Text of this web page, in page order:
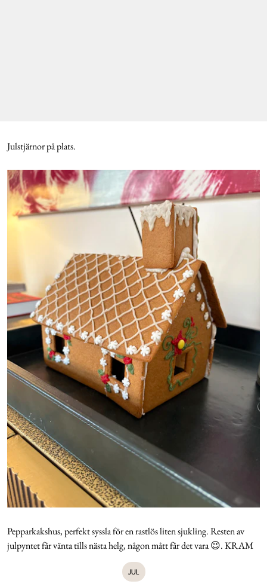
Julstjärnor på plats.
Pepparkakshus, perfekt syssla för en rastlös liten sjukling. Resten av
julpyntet får vänta tills nästa helg, någon mått får det vara 😉. KRAM
JUL